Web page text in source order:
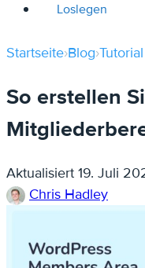
Loslegen
Startseite›Blog›Tutorial
So erstellen
Aktualisiert 19. Juli
Chris Hadley